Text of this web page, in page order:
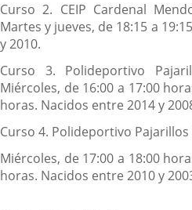
Curso 2. CEIP Cardenal
Martes y jueves, de 18:15 a
y 2010.
Curso 3. Polideportivo
Miércoles, de 16:00 a 17:00
horas. Nacidos entre 2014 y
Curso 4. Polideportivo Pajarillos
Miércoles, de 17:00 a 18:00
horas. Nacidos entre 2010 y